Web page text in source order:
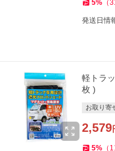
5% （
発送日情
軽トラ
枚 )
お取り寄
2,579
5% （